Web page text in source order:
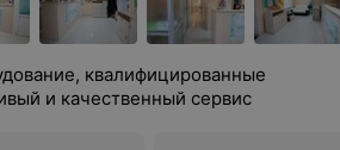
квалифицированные
и качественный сервис